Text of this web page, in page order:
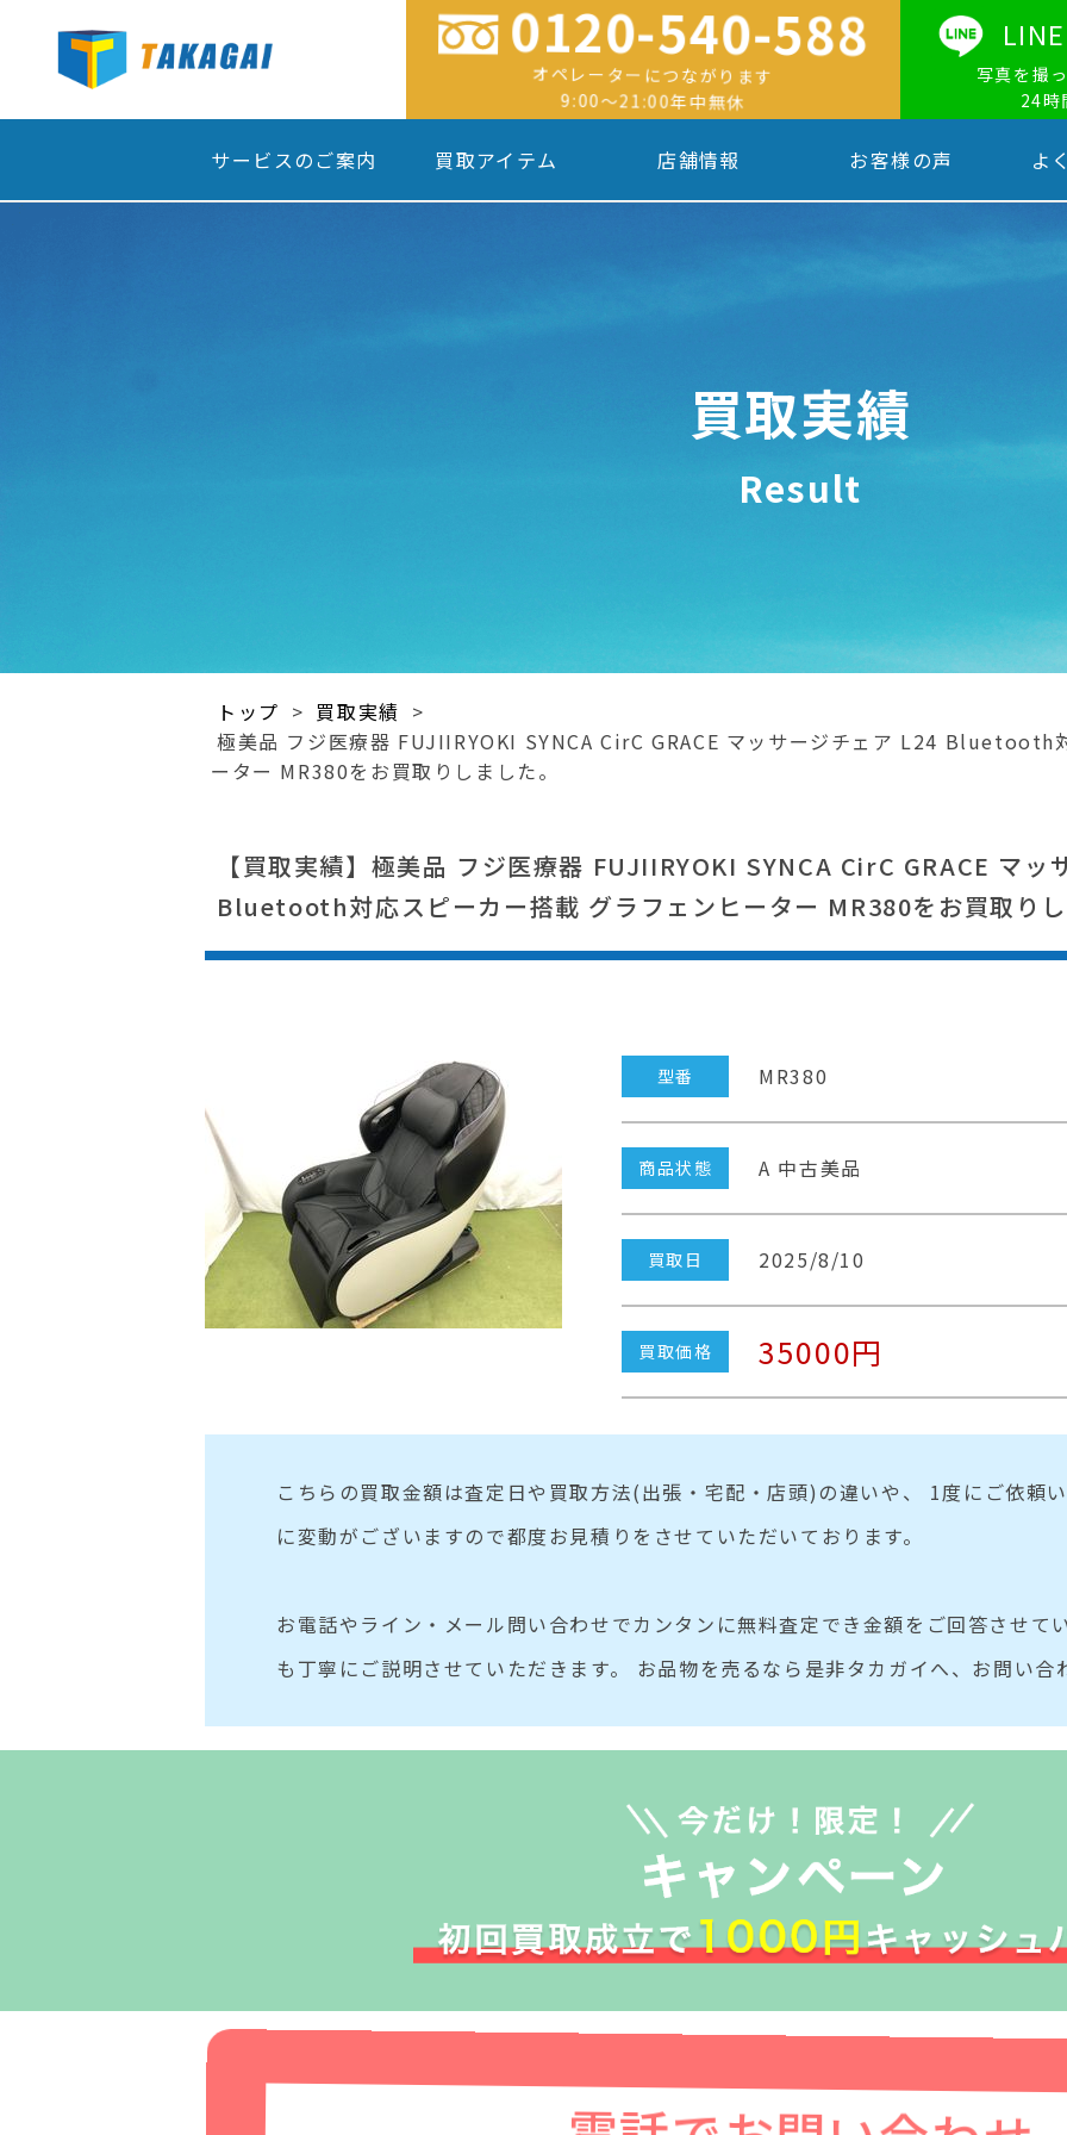
0120-540-588
オペレーターにつながります
9:00〜21:00年中無休
写真を撮
24時
サービスのご案内 買取アイテム 店舗情報 お客様の声 よ
買取実績
Result
トップ > 買取実績 >
極美品 フジ医療器 FUJIIRYOKI SYNCA CirC GRACE マッサージチェア L24 Bluetooth
ーター MR380をお買取りしました。
【買取実績】極美品 フジ医療器 FUJIIRYOKI SYNCA CirC GRACE マッ
Bluetooth対応スピーカー搭載 グラフェンヒーター MR380をお買取り
型番 MR380
商品状態 A 中古美品
買取日 2025/8/10
買取価格 35000円
こちらの買取金額は査定日や買取方法(出張・宅配・店頭)の違いや、 1度にご依頼
に変動がございますので都度お見積りをさせていただいております。
お電話やライン・メール問い合わせでカンタンに無料査定でき金額をご回答させて
も丁寧にご説明させていただきます。 お品物を売るなら是非タカガイへ、お問い合